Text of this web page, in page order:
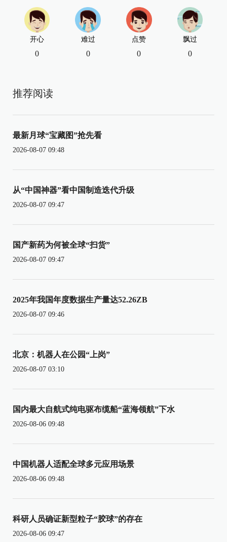
开心
0
难过
0
点赞
0
飘过
0
推荐阅读
最新月球“宝藏图”抢先看
2026-08-07 09:48
从“中国神器”看中国制造迭代升级
2026-08-07 09:47
国产新药为何被全球“扫货”
2026-08-07 09:47
2025年我国年度数据生产量达52.26ZB
2026-08-07 09:46
北京：机器人在公园“上岗”
2026-08-07 03:10
国内最大自航式纯电驱布缆船“蓝海领航”下水
2026-08-06 09:48
中国机器人适配全球多元应用场景
2026-08-06 09:48
科研人员确证新型粒子“胶球”的存在
2026-08-06 09:47